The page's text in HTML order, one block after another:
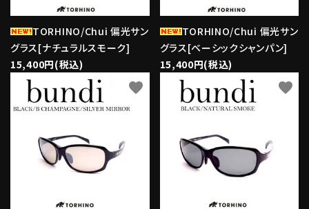
TORHINO/Chui 偏光サン
グラス[ナチュラルスモーク]
15,400円(税込)
TORHINO/Chui 偏光サン
グラス[ベーシックシャンパン]
15,400円(税込)
favorite favorite